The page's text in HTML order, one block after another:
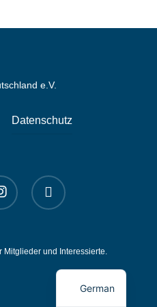
e.V.
Datenschutz
spotify
Mitglieder und Interessierte.
German